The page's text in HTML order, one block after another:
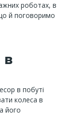
роботах, в
й поговоримо
в
в побуті
колеса в
його